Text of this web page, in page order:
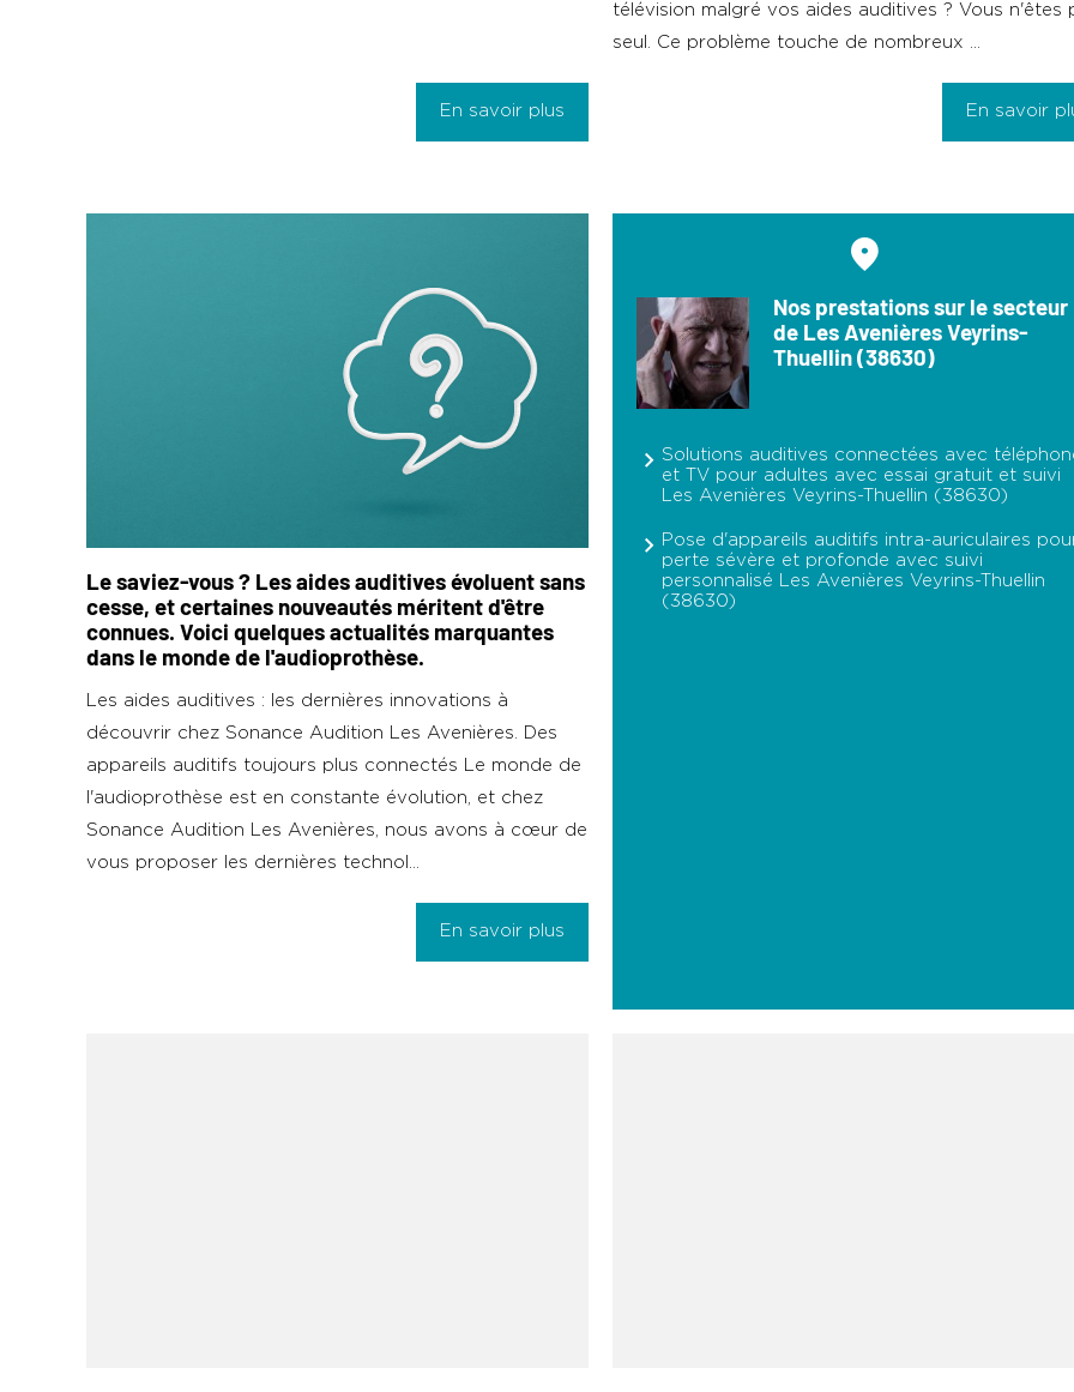
En savoir plus
télévision malgré vos aides auditives ? Vous n'êtes
seul. Ce problème touche de nombreux ...
En savoir
Le saviez-vous ? Les aides auditives évoluent sans
cesse, et certaines nouveautés méritent d'être
connues. Voici quelques actualités marquantes
dans le monde de l'audioprothèse.
Les aides auditives : les dernières innovations à
découvrir chez Sonance Audition Les Avenières. Des
appareils auditifs toujours plus connectés Le monde de
l'audioprothèse est en constante évolution, et chez
Sonance Audition Les Avenières, nous avons à cœur de
vous proposer les dernières technol...
En savoir plus
Nos prestations sur le secteur
de Les Avenières Veyrins-
Thuellin (38630)
Solutions auditives connectées avec
et TV pour adultes avec essai gratuit et suivi
Les Avenières Veyrins-Thuellin (38630)
Pose d'appareils auditifs intra-auriculaires
perte sévère et profonde avec suivi
personnalisé Les Avenières Veyrins-Thuellin
(38630)